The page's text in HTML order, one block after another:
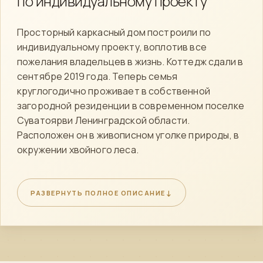
Просторный каркасный дом построили по
индивидуальному проекту, воплотив все
пожелания владельцев в жизнь. Коттедж сдали в
сентябре 2019 года. Теперь семья
круглогодично проживает в собственной
загородной резиденции в современном поселке
Суватоярви Ленинградской области.
Расположен он в живописном уголке природы, в
окружении хвойного леса.
распоряжении жильцов холодная и горячая вода,
канализация, вентиляция, отопление. Дополнительно от
непогоды коттедж защищают ветро- и
теплоизоляционные плиты.
РАЗВЕРНУТЬ ПОЛНОЕ ОПИСАНИЕ ↓